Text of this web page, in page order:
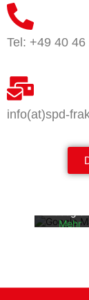
Tel: +49 40 46
info(at)spd-Mit dem
n Sie die
Mehr